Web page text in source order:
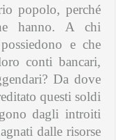
popolo, perché
hanno. A chi
e che
conti bancari,
Da dove
questi soldi
dagli introiti
dalle risorse